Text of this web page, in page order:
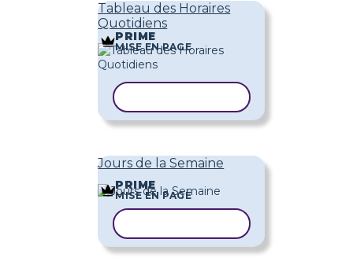
Tableau des Horaires
Quotidiens
PRIME
MISE EN PAGE
Jours de la Semaine
PRIME
MISE EN PAGE